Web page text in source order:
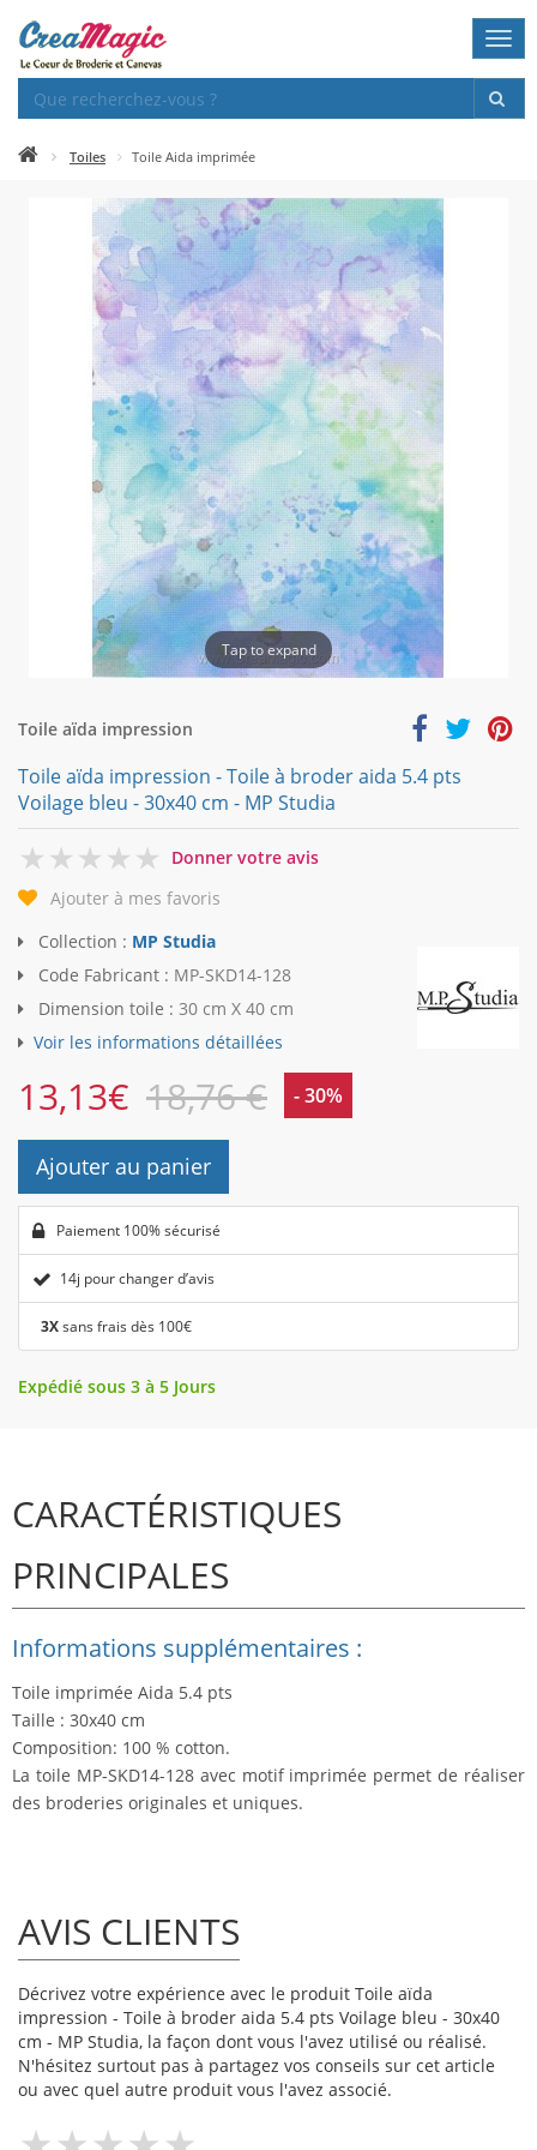
Toiles Toile Aida imprimée
Tap to expand
Toile aïda impression
Toile aïda impression - Toile à broder aida 5.4 pts
Voilage bleu - 30x40 cm - MP Studia
0
Donner votre avis
Ajouter à mes favoris
Collection : MP Studia
Code Fabricant : MP-SKD14-128
Dimension toile : 30 cm X 40 cm
Voir les informations détaillées
13,13€ 18,76 € - 30%
Ajouter au panier
Paiement 100% sécurisé
14j pour changer d’avis
3Xsans frais dès 100€
Expédié sous 3 à 5 Jours
CARACTÉRISTIQUES
PRINCIPALES
Informations supplémentaires :
Toile imprimée Aida 5.4 pts
Taille : 30x40 cm
Composition: 100 % cotton.
La toile MP-SKD14-128 avec motif imprimée permet de réaliser
des broderies originales et uniques.
AVIS CLIENTS
Décrivez votre expérience avec le produit Toile aïda
impression - Toile à broder aida 5.4 pts Voilage bleu - 30x40
cm - MP Studia, la façon dont vous l'avez utilisé ou réalisé.
N'hésitez surtout pas à partagez vos conseils sur cet article
ou avec quel autre produit vous l'avez associé.